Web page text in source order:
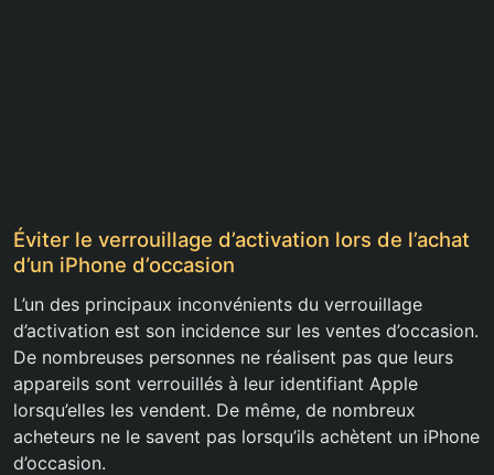
Éviter le verrouillage d’activation lors de l’achat
d’un iPhone d’occasion
L’un des principaux inconvénients du verrouillage
d’activation est son incidence sur les ventes d’occasion.
De nombreuses personnes ne réalisent pas que leurs
appareils sont verrouillés à leur identifiant Apple
lorsqu’elles les vendent. De même, de nombreux
acheteurs ne le savent pas lorsqu’ils achètent un iPhone
d’occasion.